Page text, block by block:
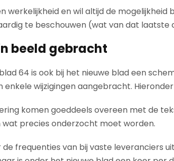
werkelijkheid en wil altijd de
te beschouwen (wat van dat laatste
beeld gebracht
64 is ook bij het nieuwe blad een
enkele wijzigingen aangebracht.
komen goeddeels overeen met de
precies onderzocht moet worden.
frequenties van bij vaste leveranciers